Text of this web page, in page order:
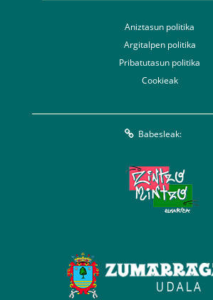
Aniztasun politika
Argitalpen politika
Pribatutasun politika
Cookieak
Babesleak: